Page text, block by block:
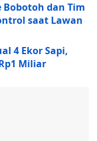
dan Tim
saat Lawan
4 Ekor Sapi,
Miliar